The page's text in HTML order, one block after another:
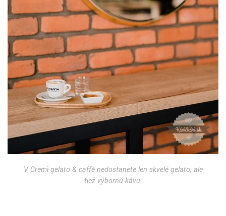
V Cremì gelato & caffè nedostanete len skvelé gelato, ale
tiež výbornú kávu.